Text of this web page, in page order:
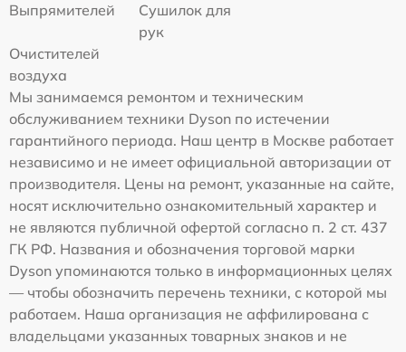
Выпрямителей
Сушилок для
рук
Очистителей
воздуха
Мы занимаемся ремонтом и техническим
обслуживанием техники Dyson по истечении
гарантийного периода. Наш центр в Москве работает
независимо и не имеет официальной авторизации от
производителя. Цены на ремонт, указанные на сайте,
носят исключительно ознакомительный характер и
не являются публичной офертой согласно п. 2 ст. 437
ГК РФ. Названия и обозначения торговой марки
Dyson упоминаются только в информационных целях
— чтобы обозначить перечень техники, с которой мы
работаем. Наша организация не аффилирована с
владельцами указанных товарных знаков и не